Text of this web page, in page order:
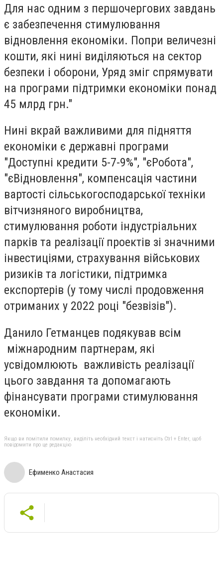
Для нас одним з першочергових завдань
є забезпечення стимулювання
відновлення економіки. Попри величезні
кошти, які нині виділяються на сектор
безпеки і оборони, Уряд зміг спрямувати
на програми підтримки економіки понад
45 млрд грн."
Нині вкрай важливими для підняття
економіки є державні програми
"Доступні кредити 5-7-9%", "єРобота",
"єВідновлення", компенсація частини
вартості сільськогосподарської техніки
вітчизняного виробництва,
стимулювання роботи індустріальних
парків та реалізації проектів зі значними
інвестиціями, страхування військових
ризиків та логістики, підтримка
експортерів (у тому числі продовження
отриманих у 2022 році "безвізів").
Данило Гетманцев подякував всім
міжнародним партнерам, які
усвідомлюють важливість реалізації
цього завдання та допомагають
фінансувати програми стимулювання
економіки.
Якщо ви помітили помилку, виділіть необхідний текст і натисніть Ctrl + Enter, щоб
повідомити про це редакцію
Ефименко Анастасия